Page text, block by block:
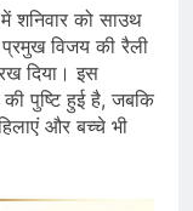
शनिवार को साउथ
विजय की रैली
दिया। इस
पुष्टि हुई है, जबकि
और बच्चे भी